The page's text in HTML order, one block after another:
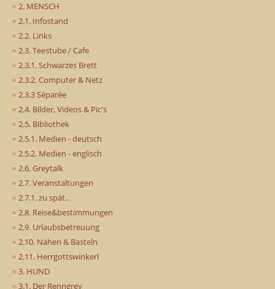
2. MENSCH
2.1. Infostand
2.2. Links
2.3. Teestube / Cafe
2.3.1. Schwarzes Brett
2.3.2. Computer & Netz
2.3.3 Séparée
2.4. Bilder, Videos & Pic's
2.5. Bibliothek
2.5.1. Medien - deutsch
2.5.2. Medien - englisch
2.6. Greytalk
2.7. Veranstaltungen
2.7.1. zu spät..
2.8. Reise&bestimmungen
2.9. Urlaubsbetreuung
2.10. Nähen & Basteln
2.11. Herrgottswinkerl
3. HUND
3.1. Der Renngrey